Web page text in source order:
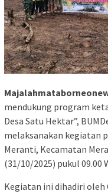
mendukung program
Desa Satu Hektar”,
melaksanakan kegiatan
Meranti, Kecamatan
(31/10/2025) pukul 09.00
Kegiatan ini dihadiri